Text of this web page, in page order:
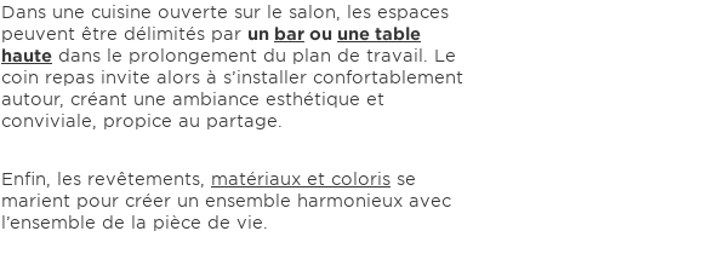
Dans une cuisine ouverte sur le salon, les espaces
peuvent être délimités par un bar ou une table
haute dans le prolongement du plan de travail. Le
coin repas invite alors à s’installer confortablement
autour, créant une ambiance esthétique et
conviviale, propice au partage.
Enfin, les revêtements, matériaux et coloris se
marient pour créer un ensemble harmonieux avec
l’ensemble de la pièce de vie.